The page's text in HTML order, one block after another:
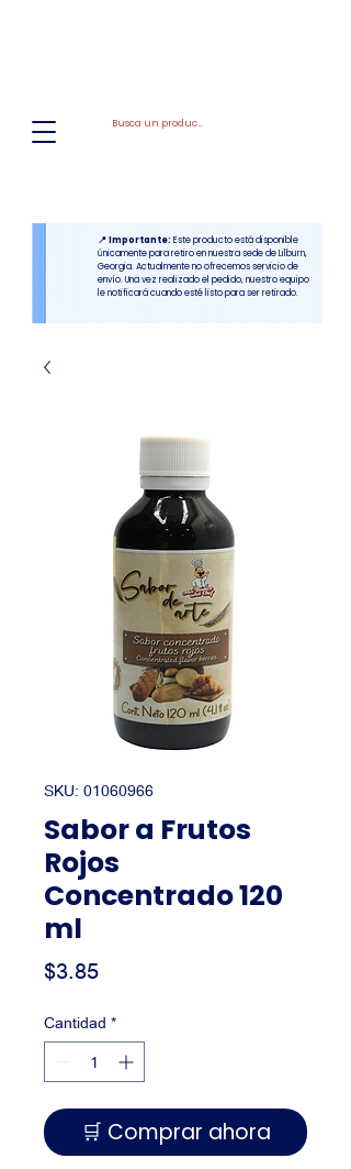
📍 Importante: Este producto está disponible
únicamente para retiro en nuestra sede de Lilburn,
Georgia. Actualmente no ofrecemos servicio de
envío. Una vez realizado el pedido, nuestro equipo
le notificará cuando esté listo para ser retirado.
SKU: 01060966
Sabor a Frutos
Rojos
Concentrado 120
ml
$3.85Precio
Cantidad *
🛒 Comprar ahora